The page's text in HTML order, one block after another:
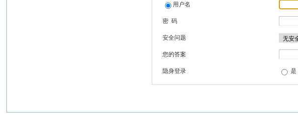
用户名
密 码
安全问题
您的答案
隐身登录 是